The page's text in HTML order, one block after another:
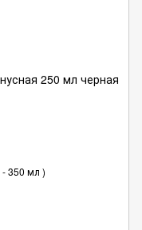
250 мл черная
- 350 мл )